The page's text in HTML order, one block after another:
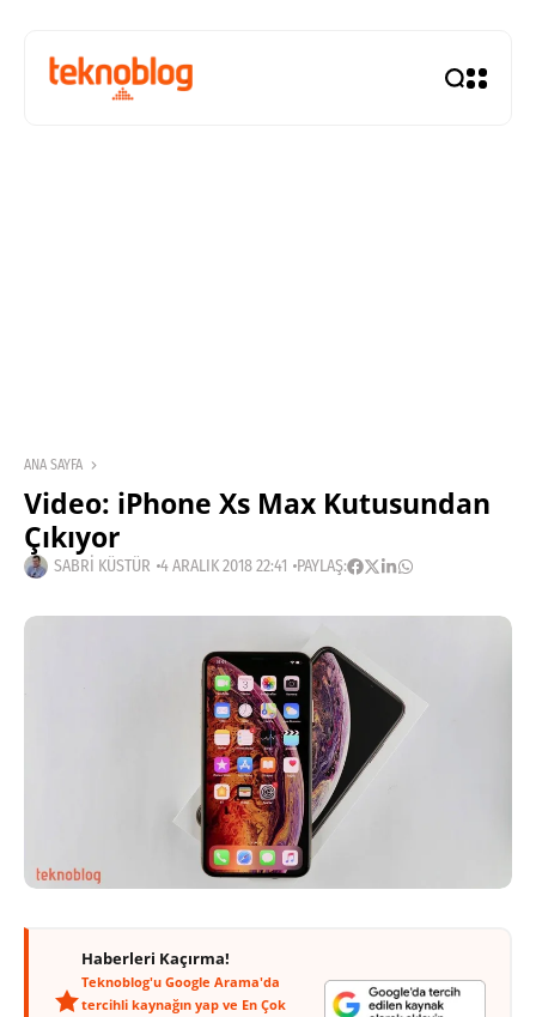
ANA SAYFA
Video: iPhone Xs Max Kutusundan
Çıkıyor
SABRI KÜSTÜR 4 ARALIK 2018 22:41 PAYLAŞ:
Haberleri Kaçırma!
Teknoblog'u Google Arama'da
tercihli kaynağın yap ve En Çok